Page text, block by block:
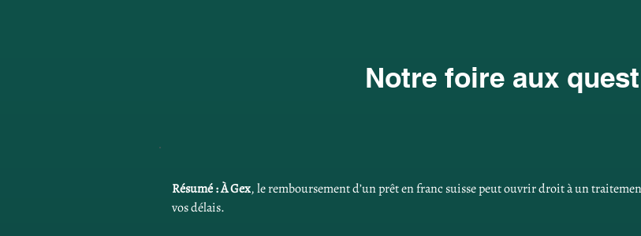
Notre foire aux
Résumé :À Gex, le remboursement d’un prêt en franc suisse peut ouvrir droit à un
vos délais.